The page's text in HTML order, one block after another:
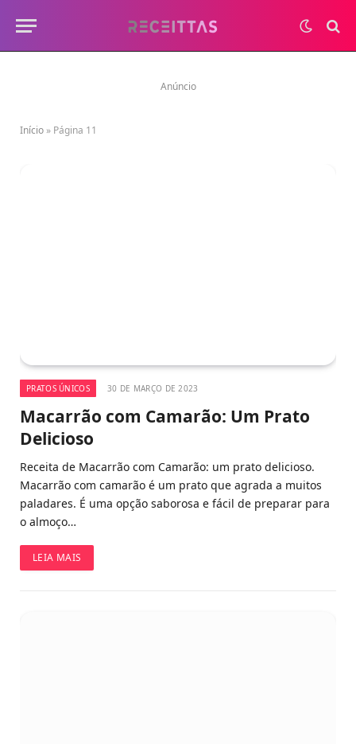
Anúncio
Início » Página 11
PRATOS ÚNICOS 30 DE MARÇO DE 2023
Macarrão com Camarão: Um Prato
Delicioso
Receita de Macarrão com Camarão: um prato delicioso.
Macarrão com camarão é um prato que agrada a muitos
paladares. É uma opção saborosa e fácil de preparar para
o almoço…
LEIA MAIS